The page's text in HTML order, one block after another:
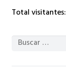
Total visitantes:
Buscar: